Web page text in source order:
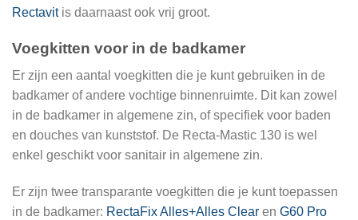
Rectavitis daarnaast ook vrij groot.
Voegkitten voor in de badkamer
Er zijn een aantal voegkitten die je kunt gebruiken in de
badkamer of andere vochtige binnenruimte. Dit kan zowel
in de badkamer in algemene zin, of specifiek voor baden
en douches van kunststof. De Recta-Mastic 130 is wel
enkel geschikt voor sanitair in algemene zin.
Er zijn twee transparante voegkitten die je kunt toepassen
in de badkamer: RectaFix Alles+Alles Clear en G60 Pro